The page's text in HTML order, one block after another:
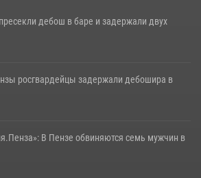
дебош в баре и задержали двух
росгвардейцы задержали дебошира в
В Пензе обвиняются семь мужчин в